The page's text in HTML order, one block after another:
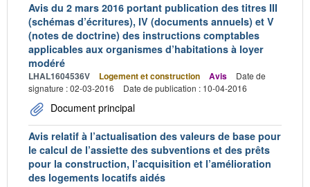
Avis du 2 mars 2016 portant publication des titres III
(schémas d’écritures), IV (documents annuels) et V
(notes de doctrine) des instructions comptables
applicables aux organismes d’habitations à loyer
modéré
LHAL1604536V Logement et construction Avis
Date de
signature : 02-03-2016
Date de publication : 10-04-2016
Document principal
Avis relatif à l’actualisation des valeurs de base pour
le calcul de l’assiette des subventions et des prêts
pour la construction, l’acquisition et l’amélioration
des logements locatifs aidés